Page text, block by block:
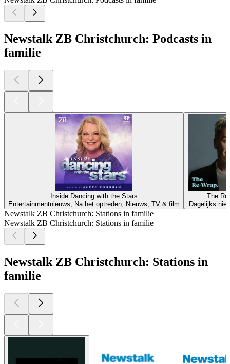
Newstalk ZB Christchurch: Podcasts in
familie
Inside Dancing with the Stars
Entertainmentnieuws, Na het optreden, Nieuws, TV & film
The
Dagelijks
Newstalk ZB Christchurch: Stations in familie
Newstalk ZB Christchurch: Stations in familie
Newstalk ZB Christchurch: Stations in
familie